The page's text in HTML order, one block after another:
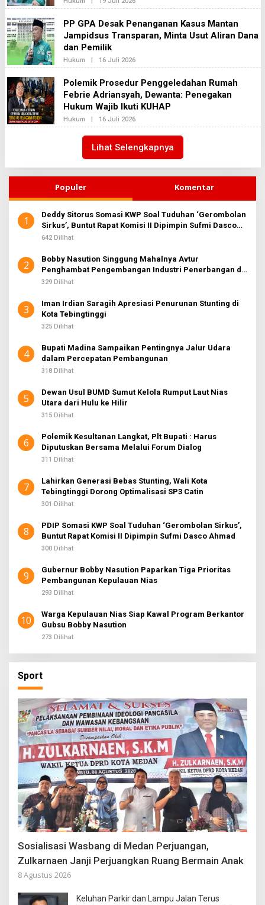
Redaksi2
PP GPA Desak Penanganan Kasus Mantan
Jampidsus Transparan, Minta Usut Aliran Dana
dan Pemilik
Hukum | 16 Juli 2026Oleh
Redaksi2
Polemik Prosedur Penggeledahan Rumah
Febrie Adriansyah, Dewanta: Penegakan
Hukum Wajib Ikuti KUHAP
Hukum | 16 Juli 2026Oleh
Redaksi2
Lihat Selengkapnya
Populer Komentar
1
Deddy Sitorus Somasi KWP Soal Tuduhan ‘Gerombolan
Sirkus’, Buntut Rapat Komisi II Dipimpin Sufmi Dasco
Ahmad
642 Dilihat
2
Bobby Nasution Singgung Mahalnya Avtur
Penghambat Pengembangan Industri Penerbangan di
Sumut
329 Dilihat
3
Iman Irdian Saragih Apresiasi Penurunan Stunting di
Kota Tebingtinggi
325 Dilihat
4
Bupati Madina Sampaikan Pentingnya Jalur Udara
dalam Percepatan Pembangunan
318 Dilihat
5
Dewan Usul BUMD Sumut Kelola Rumput Laut Nias
Utara dari Hulu ke Hilir
315 Dilihat
6
Polemik Kesultanan Langkat, Plt Bupati : Harus
Diputuskan Bersama Melalui Forum Dialog
311 Dilihat
7
Lahirkan Generasi Bebas Stunting, Wali Kota
Tebingtinggi Dorong Optimalisasi SP3 Catin
301 Dilihat
8
PDIP Somasi KWP Soal Tuduhan ‘Gerombolan Sirkus’,
Buntut Rapat Komisi II Dipimpin Sufmi Dasco Ahmad
300 Dilihat
9
Gubernur Bobby Nasution Paparkan Tiga Prioritas
Pembangunan Kepulauan Nias
293 Dilihat
10
Warga Kepulauan Nias Siap Kawal Program Berkantor
Gubsu Bobby Nasution
273 Dilihat
Sport
Sosialisasi Wasbang di Medan Perjuangan,
Zulkarnaen Janji Perjuangkan Ruang Bermain Anak
8 Agustus 2026
Keluhan Parkir dan Lampu Jalan Terus